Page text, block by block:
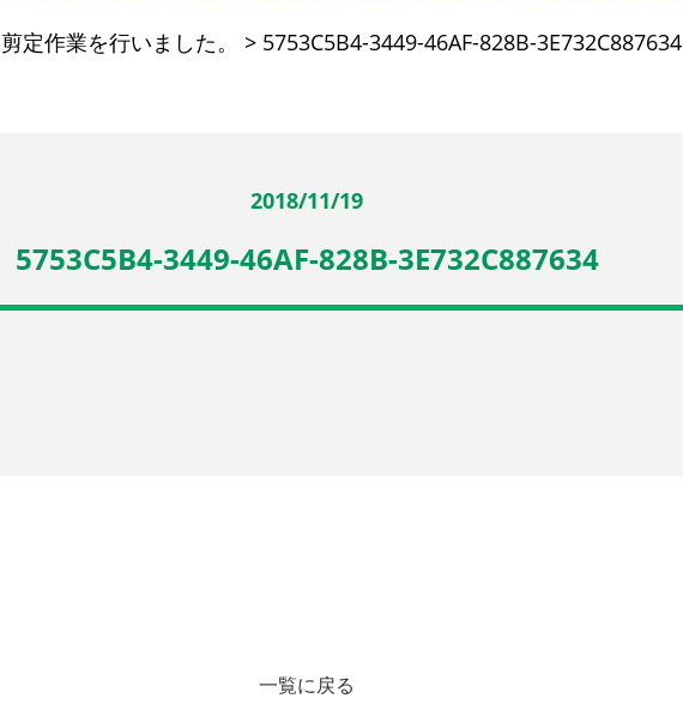
定作業を行いました。 > 5753C5B4-3449-46AF-828B-3E732C887634
2018/11/19
5753C5B4-3449-46AF-828B-3E732C887634
一覧に戻る